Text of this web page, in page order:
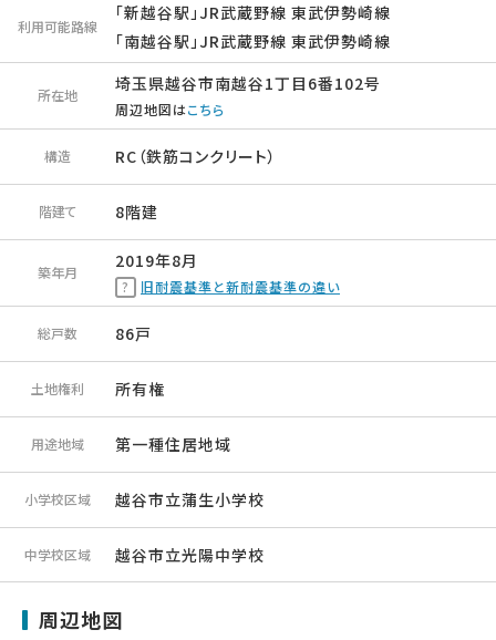
利用可能路線
「新越谷駅」JR武蔵野線 東武伊勢崎線
「南越谷駅」JR武蔵野線 東武伊勢崎線
所在地
埼玉県越谷市南越谷1丁目6番102号
周辺地図はこちら
構造 RC（鉄筋コンクリート）
階建て 8階建
築年月
2019年8月
旧耐震基準と新耐震基準の違い
総戸数 86戸
土地権利 所有権
用途地域 第一種住居地域
小学校区域 越谷市立蒲生小学校
中学校区域 越谷市立光陽中学校
周辺地図